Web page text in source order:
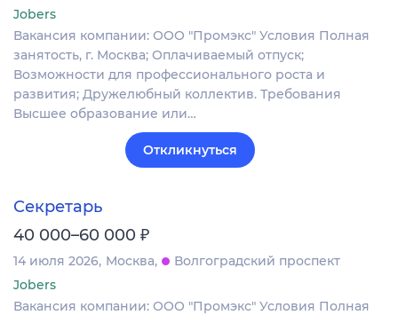
Jobers
Вакансия компании: ООО "Промэкс" Условия Полная
занятость, г. Москва; Оплачиваемый отпуск;
Возможности для профессионального роста и
развития; Дружелюбный коллектив. Требования
Высшее образование или…
Откликнуться
Секретарь
40 000–60 000 ₽
14 июля 2026 Москва
Волгоградский проспект
Jobers
Вакансия компании: ООО "Промэкс" Условия Полная